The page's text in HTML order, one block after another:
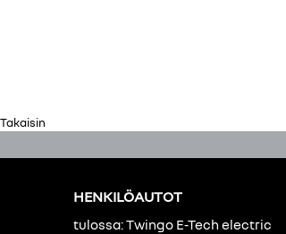
Takaisin
HENKILÖAUTOT
tulossa: Twingo E-Tech electric